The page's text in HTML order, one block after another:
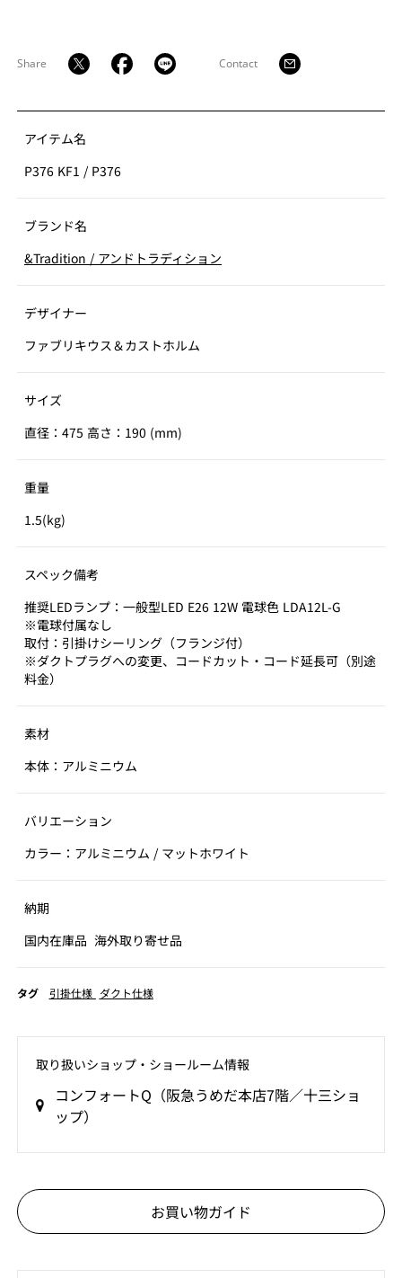
Share Contact
アイテム名
P376 KF1 / P376
ブランド名
&Tradition / アンドトラディション
デザイナー
ファブリキウス＆カストホルム
サイズ
直径：475 高さ：190 (mm)
重量
1.5(kg)
スペック備考
推奨LEDランプ：一般型LED E26 12W 電球色 LDA12L-G
※電球付属なし
取付：引掛けシーリング（フランジ付）
※ダクトプラグへの変更、コードカット・コード延長可（別途
料金）
素材
本体：アルミニウム
バリエーション
カラー：アルミニウム / マットホワイト
納期
国内在庫品 海外取り寄せ品
タグ 引掛仕様 ダクト仕様
取り扱いショップ‧ショールーム情報
コンフォートQ（阪急うめだ本店7階／十三ショ
ップ）
お買い物ガイド